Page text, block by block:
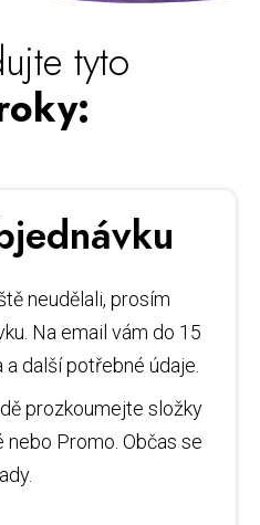
tyto
neudělali, prosím
Na email vám do 15
další potřebné údaje.
prozkoumejte složky
nebo Promo. Občas se